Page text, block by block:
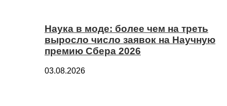
Наука в моде: более чем на треть
выросло число заявок на Научную
премию Сбера 2026
03.08.2026